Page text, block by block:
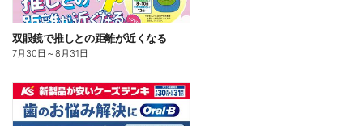
双眼鏡で推しとの距離が近くなる
7月30日 ～8月31日